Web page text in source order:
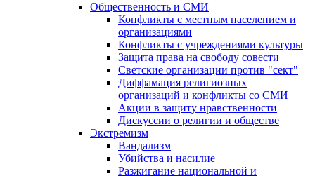
Общественность и СМИ
Конфликты с местным населением и
организациями
Конфликты с учреждениями культуры
Защита права на свободу совести
Светские организации против "сект"
Диффамация религиозных
организаций и конфликты со СМИ
Акции в защиту нравственности
Дискуссии о религии и обществе
Экстремизм
Вандализм
Убийства и насилие
Разжигание национальной и